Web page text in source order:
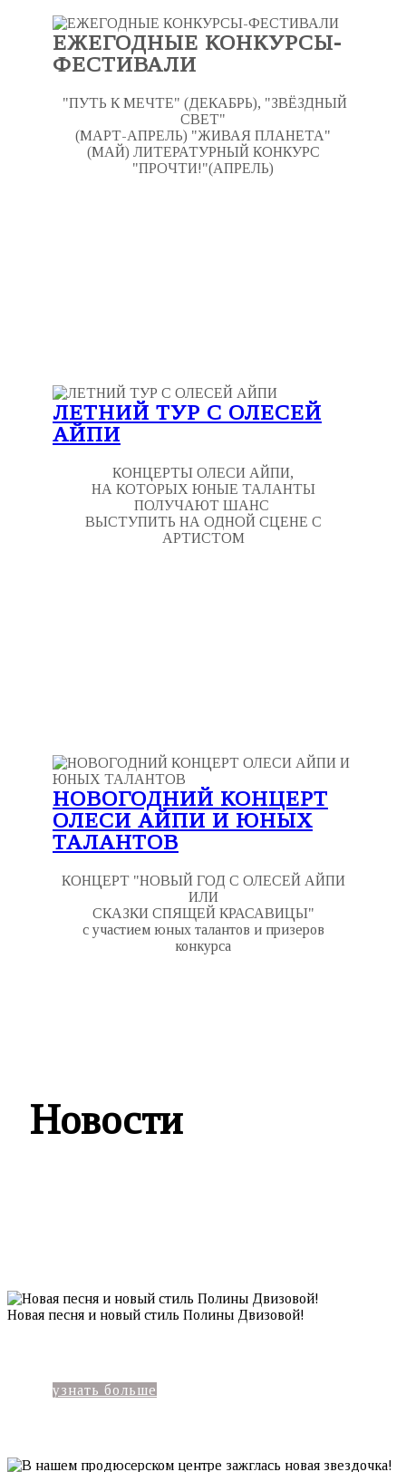
ЕЖЕГОДНЫЕ КОНКУРСЫ-
ФЕСТИВАЛИ
"ПУТЬ К МЕЧТЕ" (ДЕКАБРЬ), "ЗВЁЗДНЫЙ
СВЕТ"
(МАРТ-АПРЕЛЬ) "ЖИВАЯ ПЛАНЕТА"
(МАЙ) ЛИТЕРАТУРНЫЙ КОНКУРС
"ПРОЧТИ!"(АПРЕЛЬ)
ЛЕТНИЙ ТУР С ОЛЕСЕЙ
АЙПИ
КОНЦЕРТЫ ОЛЕСИ АЙПИ,
НА КОТОРЫХ ЮНЫЕ ТАЛАНТЫ
ПОЛУЧАЮТ ШАНС
ВЫСТУПИТЬ НА ОДНОЙ СЦЕНЕ С
АРТИСТОМ
НОВОГОДНИЙ КОНЦЕРТ
ОЛЕСИ АЙПИ И ЮНЫХ
ТАЛАНТОВ
КОНЦЕРТ "НОВЫЙ ГОД С ОЛЕСЕЙ АЙПИ
ИЛИ
СКАЗКИ СПЯЩЕЙ КРАСАВИЦЫ"
с участием юных талантов и призеров
конкурса
Новости
Новая песня и новый стиль Полины Двизовой!
узнать больше